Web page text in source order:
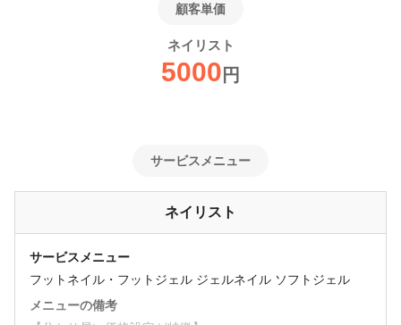
顧客単価
ネイリスト
5000 円
サービスメニュー
ネイリスト
サービスメニュー
フットネイル・フットジェル ジェルネイル ソフトジェル
メニューの備考